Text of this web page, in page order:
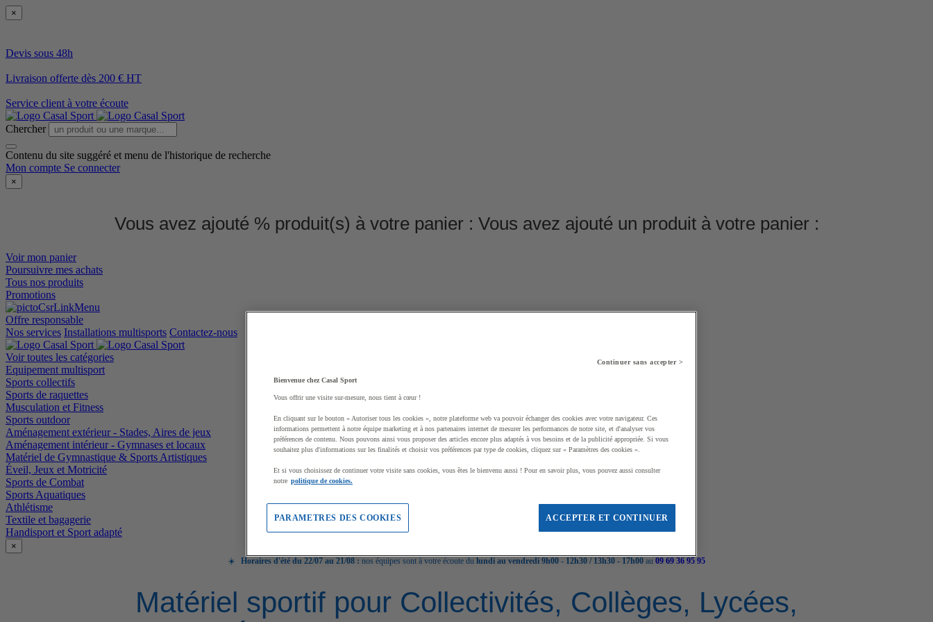
×
Devis sous 48h
Livraison offerte dès 200 € HT
Service client à votre écoute
Chercher
Contenu du site suggéré et menu de l'historique de recherche
Mon compte Se connecter
×
Vous avez ajouté % produit(s) à votre panier : Vous avez ajouté un produit à votre panier :
Voir mon panier
Poursuivre mes achats
Tous nos produits
Promotions
Offre responsable
Nos services Installations multisports Contactez-nous
Voir toutes les catégories
Equipement multisport
Sports collectifs
Sports de raquettes
Musculation et Fitness
Sports outdoor
Aménagement extérieur - Stades, Aires de jeux
Aménagement intérieur - Gymnases et locaux
Matériel de Gymnastique & Sports Artistiques
Éveil, Jeux et Motricité
Sports de Combat
Sports Aquatiques
Athlétisme
Textile et bagagerie
Handisport et Sport adapté
×
☀️ Horaires d'été du 22/07 au 21/08 : nos équipes sont à votre écoute du lundi au vendredi 9h00 - 12h30 / 13h30 - 17h00 au 09 69 36 95 95
Matériel sportif pour Collectivités, Collèges, Lycées,
Continuer sans accepter >
Bienvenue chez Casal Sport
Vous offrir une visite sur-mesure, nous tient à cœur !
En cliquant sur le bouton « Autoriser tous les cookies », notre plateforme web va pouvoir échanger des cookies avec votre navigateur. Ces
informations permettent à notre équipe marketing et à nos partenaires internet de mesurer les performances de notre site, et d'analyser vos
préférences de contenu. Nous pouvons ainsi vous proposer des articles encore plus adaptés à vos besoins et de la publicité appropriée. Si vous
souhaitez plus d'informations sur les finalités et choisir vos préférences par type de cookies, cliquez sur « Paramètres des cookies ».
Et si vous choisissez de continuer votre visite sans cookies, vous êtes le bienvenu aussi ! Pour en savoir plus, vous pouvez aussi consulter
notre politique de cookies.
ACCEPTER ET CONTINUER
PARAMETRES DES COOKIES